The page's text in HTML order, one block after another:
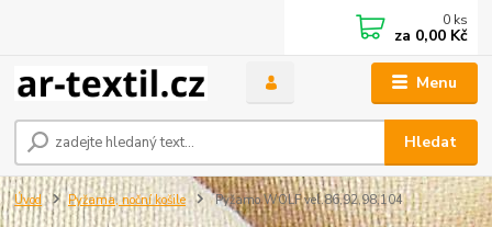
Menu
Hledat
0 ks
za 0,00 Kč
Úvod Pyžama, noční košile Pyžamo WOLF vel.86,92,98,104